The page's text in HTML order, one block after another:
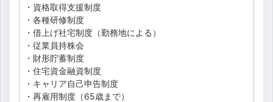
・資格取得支援制度
・各種研修制度
・借上げ社宅制度（勤務地による）
・従業員持株会
・財形貯蓄制度
・住宅資金融資制度
・キャリア自己申告制度
・再雇用制度（65歳まで）